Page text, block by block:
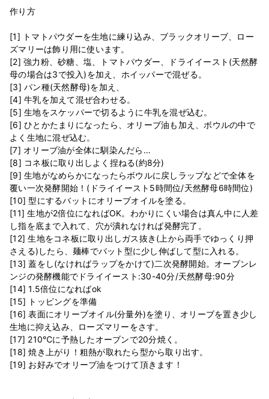
作り方
[1] トマトパウダーを生地に練り込み、ブラックオリーブ、ロー
ズマリーは飾り用に使います。
[2] 強力粉、砂糖、塩、トマトパウダー、ドライイースト(天然酵
母の場合は3で投入)を加え、ホイッパーで混ぜる。
[3] パン種(天然酵母)を加え、
[4] 牛乳を加えて混ぜ合わせる。
[5] 生地をスケッパーで切るように牛乳を混ぜ込む。
[6] ひとかたまりになったら、オリーブ油も加え、ボウルの中で
よく生地に混ぜ込む。
[7] オリーブ油が全体に馴染んだら…
[8] コネ板に取り出しよく捏ねる(約8分)
[9] 生地がなめらかになったらボウルに戻しラップなどで全体を
覆い一次発酵開始！(ドライイースト5時間位/天然酵母6時間位)
[10] 型にするバットにオリーブオイルを塗る。
[11] 生地が2倍位になればOK。わかりにくい場合は真ん中に人差
し指を底まで入れて、穴が潰れなければ発酵完了。
[12] 生地をコネ板に取り出しガス抜き(上から両手でゆっくり押
さえる)したら、麺棒でバット型に少し伸ばして型に入れる。
[13] 蓋をし(なければラップをかけて)二次発酵開始。オーブンレ
ンジの発酵機能でドライイースト:30-40分/天然酵母:90分
[14] 1.5倍位になればok
[15] トッピングを準備
[16] 表面にオリーブオイル(分量外)を塗り、オリーブを置き少し
生地に抑え込み、ローズマリーをさす。
[17] 210℃に予熱したオーブンで20分焼く。
[18] 焼き上がり！粗熱が取れたら型から取り出す。
[19] お好みでオリーブ油をつけて頂きます！